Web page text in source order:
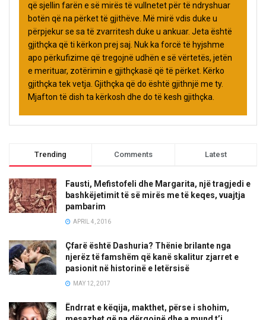
që sjellin farën e së mirës të vullnetet për të ndryshuar
botën që na përket të gjithëve. Më mirë vdis duke u
përpjekur se sa të zvarritesh duke u ankuar. Jeta është
gjithçka që ti kërkon prej saj. Nuk ka forcë të hyjshme
apo përkufizime që tregojnë udhën e së vërtetës, jetën
e merituar, zotërimin e gjithçkasë që të përket. Kërko
gjithçka tek vetja. Gjithçka që do është gjithnjë me ty.
Mjafton të dish ta kërkosh dhe do të kesh gjithçka.
Trending Comments Latest
Fausti, Mefistofeli dhe Margarita, një tragjedi e
bashkëjetimit të së mirës me të keqes, vuajtja
pambarim
APRIL 4, 2016
Çfarë është Dashuria? Thënie brilante nga
njerëz të famshëm që kanë skalitur zjarret e
pasionit në historinë e letërsisë
MAY 12, 2017
Ëndrrat e këqija, makthet, përse i shohim,